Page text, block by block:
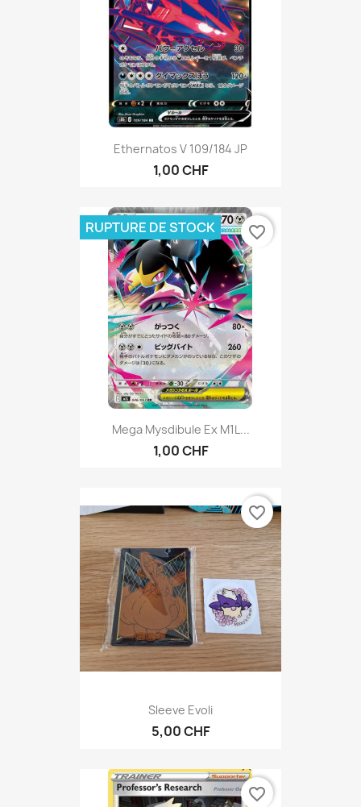
Ethernatos V 109/184 JP
1,00 CHF
Mega Mysdibule Ex M1L...
1,00 CHF
RUPTURE DE STOCK favorite_border
Sleeve Evoli
5,00 CHF
favorite_border
favorite_border